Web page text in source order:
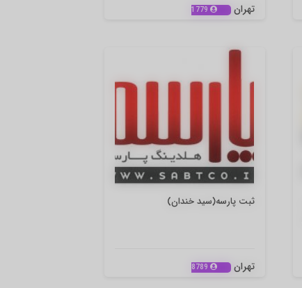
ثبت پارسه(سید خندان)
تهران
تهران